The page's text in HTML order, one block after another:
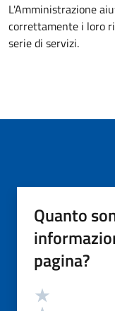
L'Amministrazione
correttamente i loro
serie di servizi.
Quanto
pagina?
Valutazione